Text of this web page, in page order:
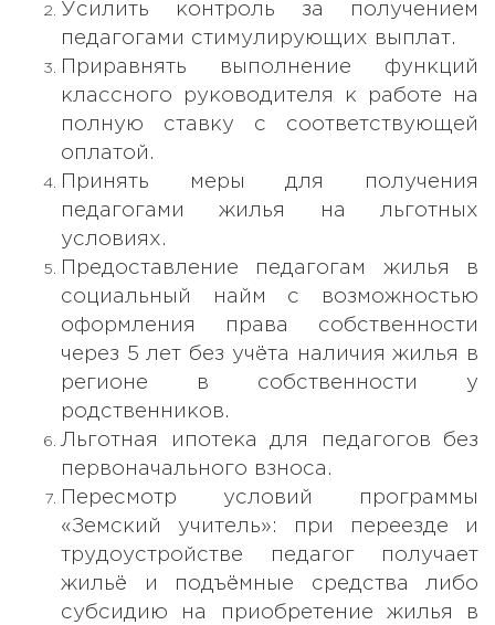
Усилить контроль за получением
педагогами стимулирующих выплат.
Приравнять выполнение функций
классного руководителя к работе на
полную ставку с соответствующей
оплатой.
Принять меры для получения
педагогами жилья на льготных
условиях.
Предоставление педагогам жилья в
социальный найм с возможностью
оформления права собственности
через 5 лет без учёта наличия жилья в
регионе в собственности у
родственников.
Льготная ипотека для педагогов без
первоначального взноса.
Пересмотр условий программы
«Земский учитель»: при переезде и
трудоустройстве педагог получает
жильё и подъёмные средства либо
субсидию на приобретение жилья в